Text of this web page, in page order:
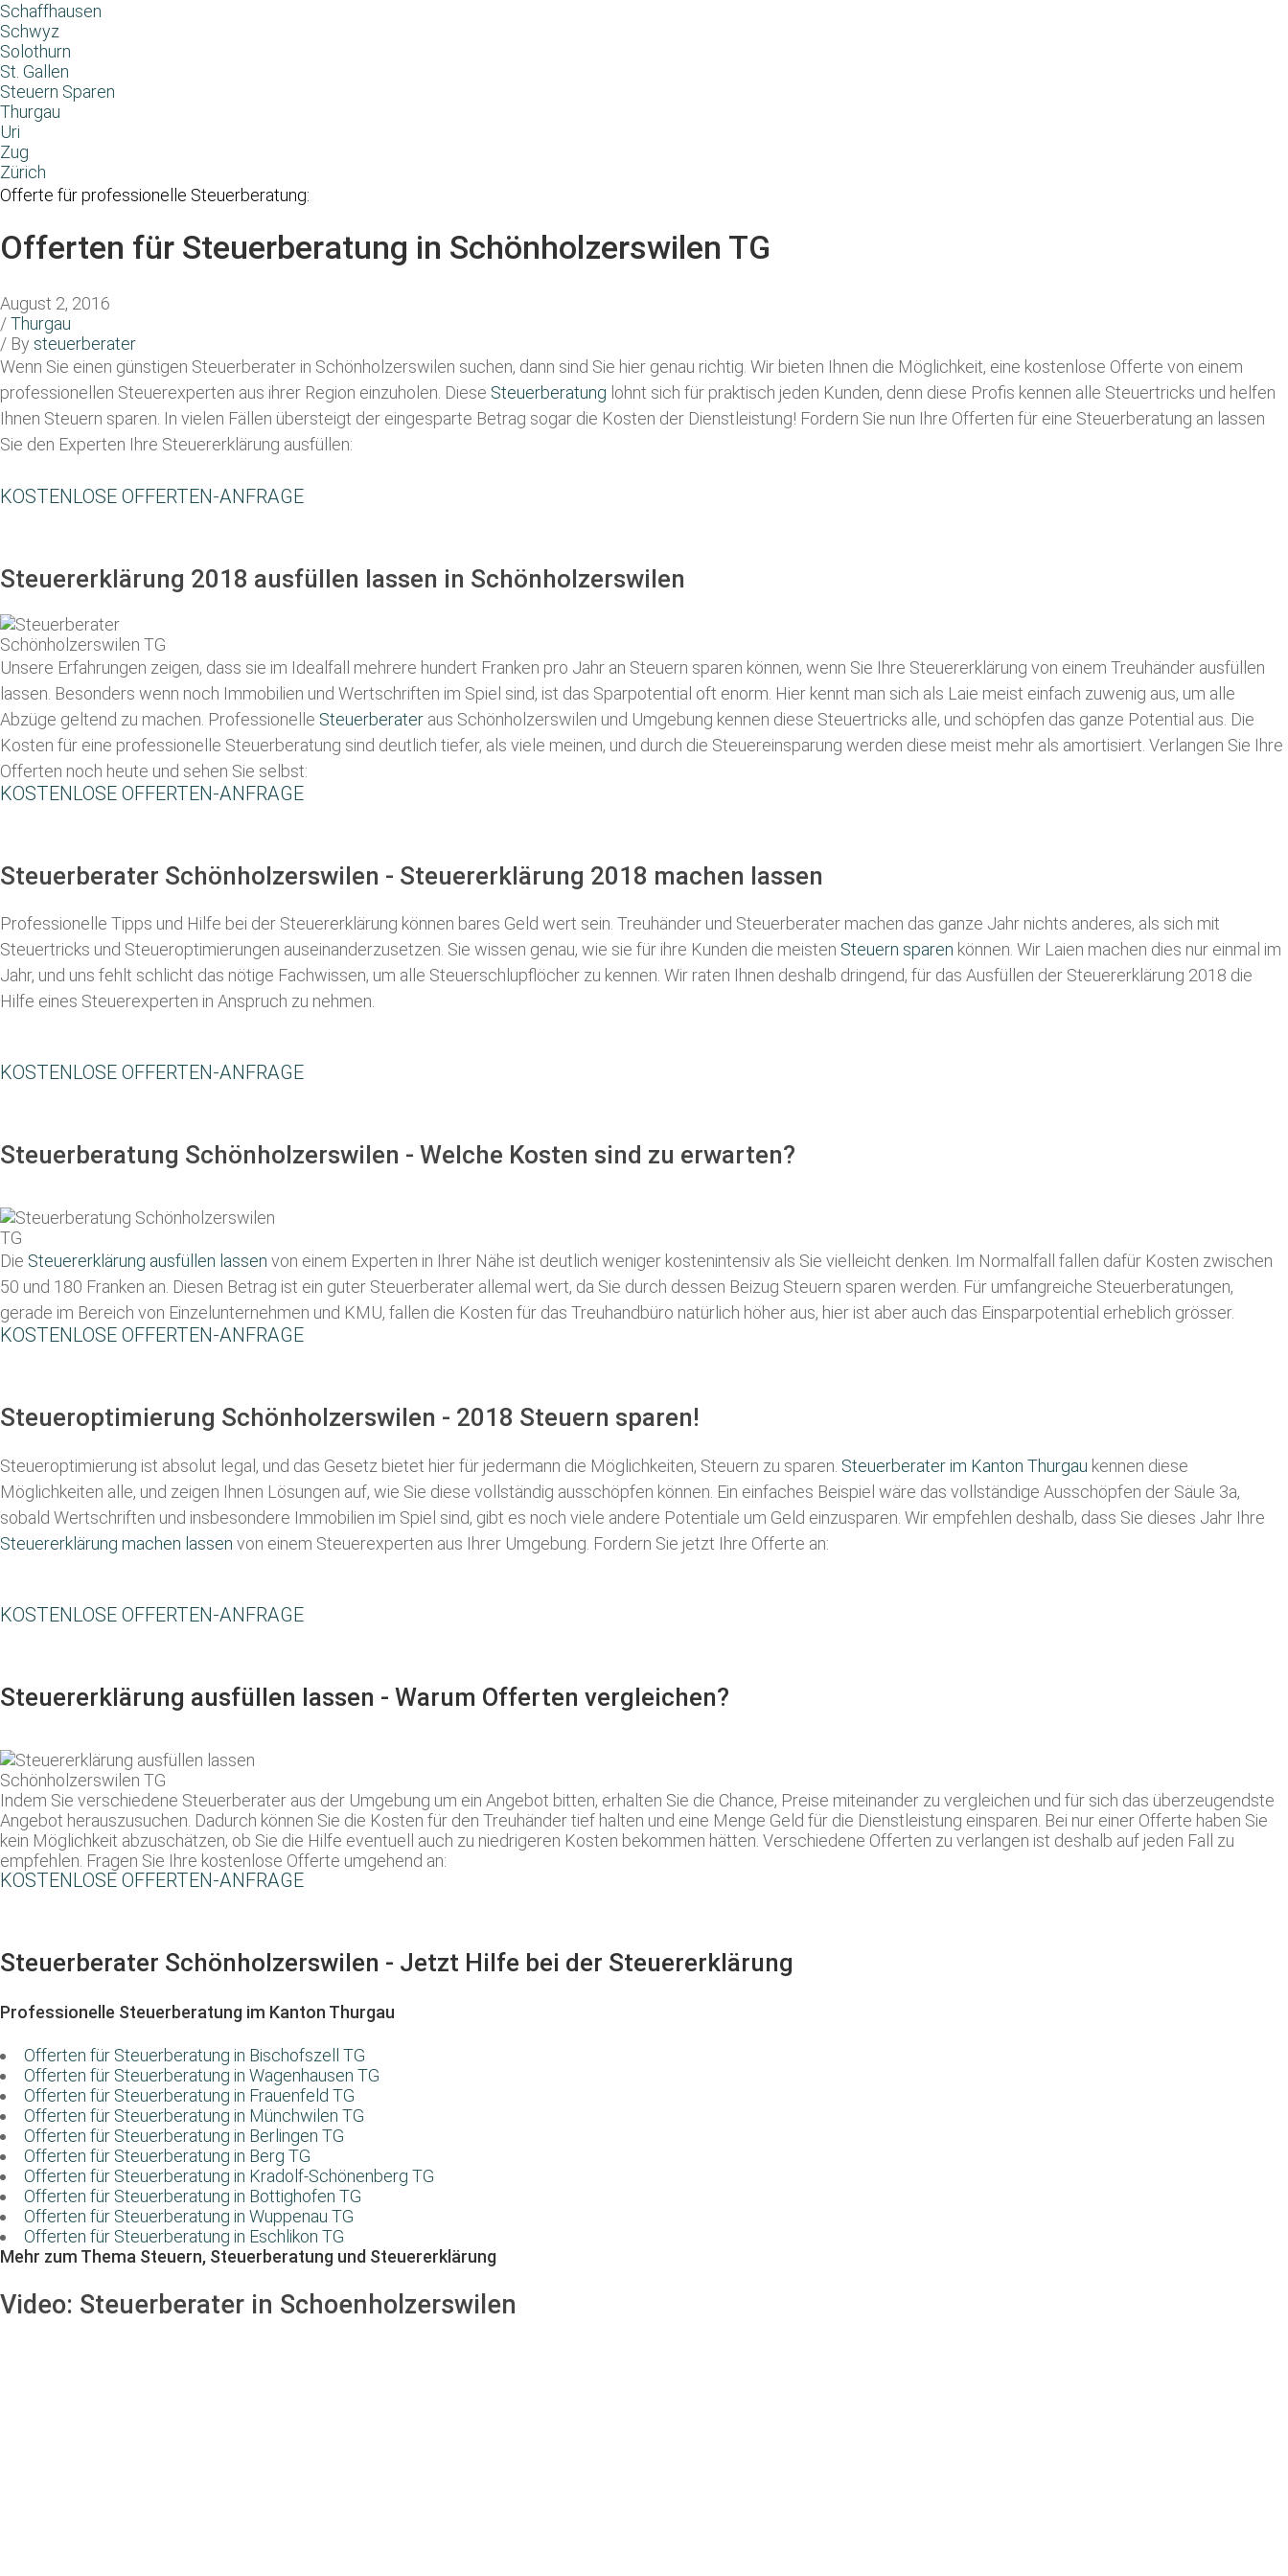
Schaffhausen
Schwyz
Solothurn
St. Gallen
Steuern Sparen
Thurgau
Uri
Zug
Zürich
Offerte für professionelle Steuerberatung:
Offerten für Steuerberatung in Schönholzerswilen TG
August 2, 2016
/Thurgau
/ By steuerberater
Wenn Sie einen günstigen Steuerberater in Schönholzerswilen suchen, dann sind Sie hier genau richtig. Wir bieten Ihnen die Möglichkeit, eine kostenlose Offerte von einem
professionellen Steuerexperten aus ihrer Region einzuholen. Diese Steuerberatung lohnt sich für praktisch jeden Kunden, denn diese Profis kennen alle Steuertricks und helfen
Ihnen Steuern sparen. In vielen Fällen übersteigt der eingesparte Betrag sogar die Kosten der Dienstleistung! Fordern Sie nun Ihre Offerten für eine Steuerberatung an lassen
Sie den Experten Ihre Steuererklärung ausfüllen:
KOSTENLOSE OFFERTEN-ANFRAGE
Steuererklärung 2018 ausfüllen lassen in Schönholzerswilen
Unsere Erfahrungen zeigen, dass sie im Idealfall mehrere hundert Franken pro Jahr an Steuern sparen können, wenn Sie Ihre Steuererklärung von einem Treuhänder ausfüllen
lassen . Besonders wenn noch Immobilien und Wertschriften im Spiel sind, ist das Sparpotential oft enorm. Hier kennt man sich als Laie meist einfach zuwenig aus, um alle
Abzüge geltend zu machen. Professionelle Steuerberater aus Schönholzerswilen und Umgebung kennen diese Steuertricks alle, und schöpfen das ganze Potential aus. Die
Kosten für eine professionelle Steuerberatung sind deutlich tiefer, als viele meinen, und durch die Steuereinsparung werden diese meist mehr als amortisiert. Verlangen Sie Ihre
Offerten noch heute und sehen Sie selbst:
KOSTENLOSE OFFERTEN-ANFRAGE
Steuerberater Schönholzerswilen - Steuererklärung 2018 machen lassen
Professionelle Tipps und Hilfe bei der Steuererklärung können bares Geld wert sein. Treuhänder und Steuerberater machen das ganze Jahr nichts anderes, als sich mit
Steuertricks und Steueroptimierungen auseinanderzusetzen. Sie wissen genau, wie sie für ihre Kunden die meisten Steuern sparen können. Wir Laien machen dies nur einmal im
Jahr, und uns fehlt schlicht das nötige Fachwissen, um alle Steuerschlupflöcher zu kennen. Wir raten Ihnen deshalb dringend, für das Ausfüllen der Steuererklärung 2018 die
Hilfe eines Steuerexperten in Anspruch zu nehmen.
KOSTENLOSE OFFERTEN-ANFRAGE
Steuerberatung Schönholzerswilen - Welche Kosten sind zu erwarten?
Die Steuererklärung ausfüllen lassen von einem Experten in Ihrer Nähe ist deutlich weniger kostenintensiv als Sie vielleicht denken. Im Normalfall fallen dafür Kosten zwischen
50 und 180 Franken an. Diesen Betrag ist ein guter Steuerberater allemal wert, da Sie durch dessen Beizug Steuern sparen werden. Für umfangreiche Steuerberatungen,
gerade im Bereich von Einzelunternehmen und KMU, fallen die Kosten für das Treuhandbüro natürlich höher aus, hier ist aber auch das Einsparpotential erheblich grösser.
KOSTENLOSE OFFERTEN-ANFRAGE
Steueroptimierung Schönholzerswilen - 2018 Steuern sparen!
Steueroptimierung ist absolut legal, und das Gesetz bietet hier für jedermann die Möglichkeiten, Steuern zu sparen. Steuerberater im K anton Thurgau kennen diese
Möglichkeiten alle, und zeigen Ihnen Lösungen auf, wie Sie diese vollständig ausschöpfen können. Ein einfaches Beispiel wäre das vollständige Ausschöpfen der Säule 3a,
sobald Wertschriften und insbesondere Immobilien im Spiel sind, gibt es noch viele andere Potentiale um Geld einzusparen. Wir empfehlen deshalb, dass Sie dieses Jahr Ihre
Steuererklärung machen lassen von einem Steuerexperten aus Ihrer Umgebung. Fordern Sie jetzt Ihre Offerte an:
KOSTENLOSE OFFERTEN-ANFRAGE
Steuererklärung ausfüllen lassen - Warum Offerten vergleichen?
Indem Sie verschiedene Steuerberater aus der Umgebung um ein Angebot bitten, erhalten Sie die Chance, Preise miteinander zu vergleichen und für sich das überzeugendste
Angebot herauszusuchen. Dadurch können Sie die Kosten für den Treuhänder tief halten und eine Menge Geld für die Dienstleistung einsparen. Bei nur einer Offerte haben Sie
kein Möglichkeit abzuschätzen, ob Sie die Hilfe eventuell auch zu niedrigeren Kosten bekommen hätten. Verschiedene Offerten zu verlangen ist deshalb auf jeden Fall zu
empfehlen. Fragen Sie Ihre kostenlose Offerte umgehend an:
KOSTENLOSE OFFERTEN-ANFRAGE
Steuerberater Schönholzerswilen - Jetzt Hilfe bei der Steuererklärung
Professionelle Steuerberatung im Kanton Thurgau
Offerten für Steuerberatung in Bischofszell TG
Offerten für Steuerberatung in Wagenhausen TG
Offerten für Steuerberatung in Frauenfeld TG
Offerten für Steuerberatung in Münchwilen TG
Offerten für Steuerberatung in Berlingen TG
Offerten für Steuerberatung in Berg TG
Offerten für Steuerberatung in Kradolf-Schönenberg TG
Offerten für Steuerberatung in Bottighofen TG
Offerten für Steuerberatung in Wuppenau TG
Offerten für Steuerberatung in Eschlikon TG
Mehr zum Thema Steuern, Steuerberatung und Steuererklärung
Video: Steuerberater in Schoenholzerswilen